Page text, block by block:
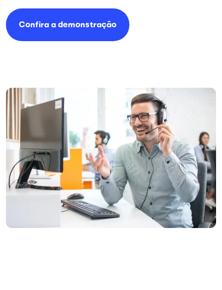
Confira a demonstração
Imagem